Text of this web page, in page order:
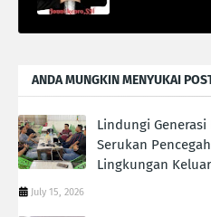
ANDA MUNGKIN MENYUKAI
Lindungi Generasi
Serukan
Lingkungan
July 15, 2026